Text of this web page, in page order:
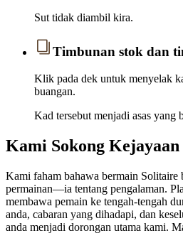
Sut tidak diambil kira.
Timbunan stok dan
Klik pada dek untuk menyelak
buangan.
Kad tersebut menjadi asas yang
Kami Sokong Kejayaan
Kami faham bahawa bermain Solitaire
permainan—ia tentang pengalaman.
membawa pemain ke tengah-tengah
anda, cabaran yang dihadapi, dan
anda menjadi dorongan utama kami.